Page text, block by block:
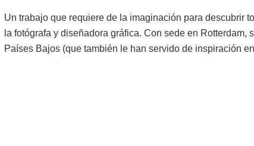
Un trabajo que requiere de la imaginación para descubrir
la fotógrafa y diseñadora gráfica. Con sede en
Países Bajos (que también le han servido de inspiración